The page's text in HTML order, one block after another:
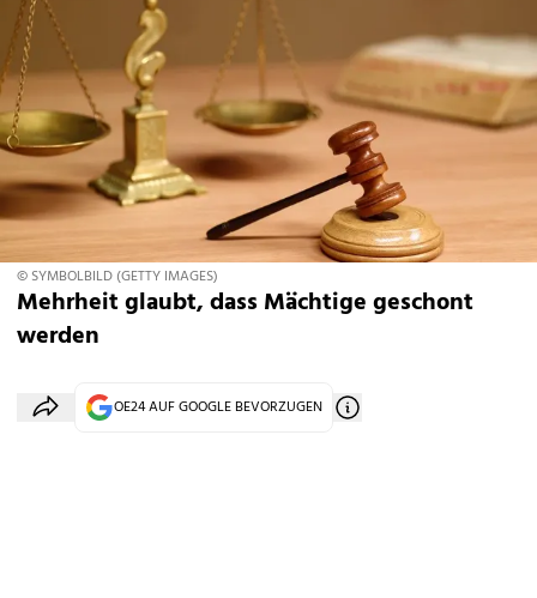
© SYMBOLBILD (GETTY IMAGES)
Mehrheit glaubt, dass Mächtige geschont
werden
OE24 AUF GOOGLE BEVORZUGEN